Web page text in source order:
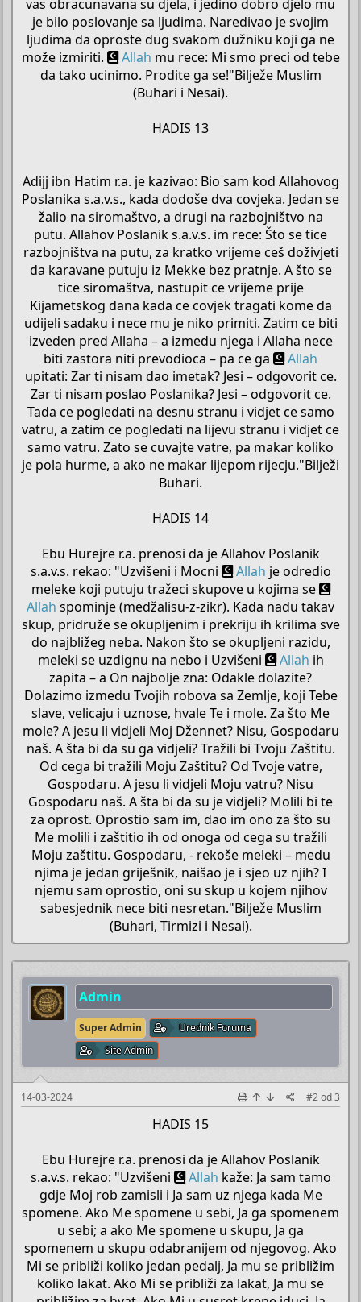
vas obracunavana su djela, i jedino dobro djelo mu
je bilo poslovanje sa ljudima. Naredivao je svojim
ljudima da oproste dug svakom dužniku koji ga ne
može izmiriti.
Allah mu rece: Mi smo preci od tebe
da tako ucinimo. Prodite ga se!"Bilježe Muslim
(Buhari i Nesai).
HADIS 13
Adijj ibn Hatim r.a. je kazivao: Bio sam kod Allahovog
Poslanika s.a.v.s., kada dodoše dva covjeka. Jedan se
žalio na siromaštvo, a drugi na razbojništvo na
putu. Allahov Poslanik s.a.v.s. im rece: Što se tice
razbojništva na putu, za kratko vrijeme ceš doživjeti
da karavane putuju iz Mekke bez pratnje. A što se
tice siromaštva, nastupit ce vrijeme prije
Kijametskog dana kada ce covjek tragati kome da
udijeli sadaku i nece mu je niko primiti. Zatim ce biti
izveden pred Allaha – a izmedu njega i Allaha nece
biti zastora niti prevodioca – pa ce ga
Allah
upitati: Zar ti nisam dao imetak? Jesi – odgovorit ce.
Zar ti nisam poslao Poslanika? Jesi – odgovorit ce.
Tada ce pogledati na desnu stranu i vidjet ce samo
vatru, a zatim ce pogledati na lijevu stranu i vidjet ce
samo vatru. Zato se cuvajte vatre, pa makar koliko
je pola hurme, a ako ne makar lijepom rijecju."Bilježi
Buhari.
HADIS 14
Ebu Hurejre r.a. prenosi da je Allahov Poslanik
s.a.v.s. rekao: "Uzvišeni i Mocni
Allah je odredio
meleke koji putuju tražeci skupove u kojima se
Allah spominje (medžalisu-z-zikr). Kada nadu takav
skup, pridruže se okupljenim i prekriju ih krilima sve
do najbližeg neba. Nakon što se okupljeni razidu,
meleki se uzdignu na nebo i Uzvišeni
Allah ih
zapita – a On najbolje zna: Odakle dolazite?
Dolazimo izmedu Tvojih robova sa Zemlje, koji Tebe
slave, velicaju i uznose, hvale Te i mole. Za što Me
mole? A jesu li vidjeli Moj Džennet? Nisu, Gospodaru
naš. A šta bi da su ga vidjeli? Tražili bi Tvoju Zaštitu.
Od cega bi tražili Moju Zaštitu? Od Tvoje vatre,
Gospodaru. A jesu li vidjeli Moju vatru? Nisu
Gospodaru naš. A šta bi da su je vidjeli? Molili bi te
za oprost. Oprostio sam im, dao im ono za što su
Me molili i zaštitio ih od onoga od cega su tražili
Moju zaštitu. Gospodaru, - rekoše meleki – medu
njima je jedan griješnik, naišao je i sjeo uz njih? I
njemu sam oprostio, oni su skup u kojem njihov
sabesjednik nece biti nesretan."Bilježe Muslim
(Buhari, Tirmizi i Nesai).​
Admin
Super Admin
Urednik Foruma
Site Admin
14-03-2024 #2od3
HADIS 15
Ebu Hurejre r.a. prenosi da je Allahov Poslanik
s.a.v.s. rekao: "Uzvišeni
Allah kaže: Ja sam tamo
gdje Moj rob zamisli i Ja sam uz njega kada Me
spomene. Ako Me spomene u sebi, Ja ga spomenem
u sebi; a ako Me spomene u skupu, Ja ga
spomenem u skupu odabranijem od njegovog. Ako
Mi se približi koliko jedan pedalj, Ja mu se približim
koliko lakat. Ako Mi se približi za lakat, Ja mu se